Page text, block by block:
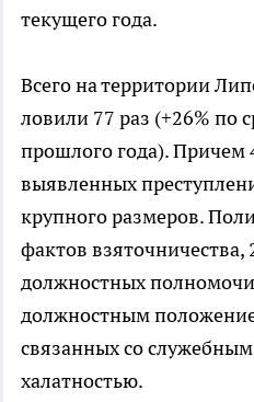
текущего года.
Всего на территории
ловили 77 раз (+26% по
прошлого года). Причем
выявленных
крупного размеров.
фактов
должностных
должностным
связанных со
халатностью.